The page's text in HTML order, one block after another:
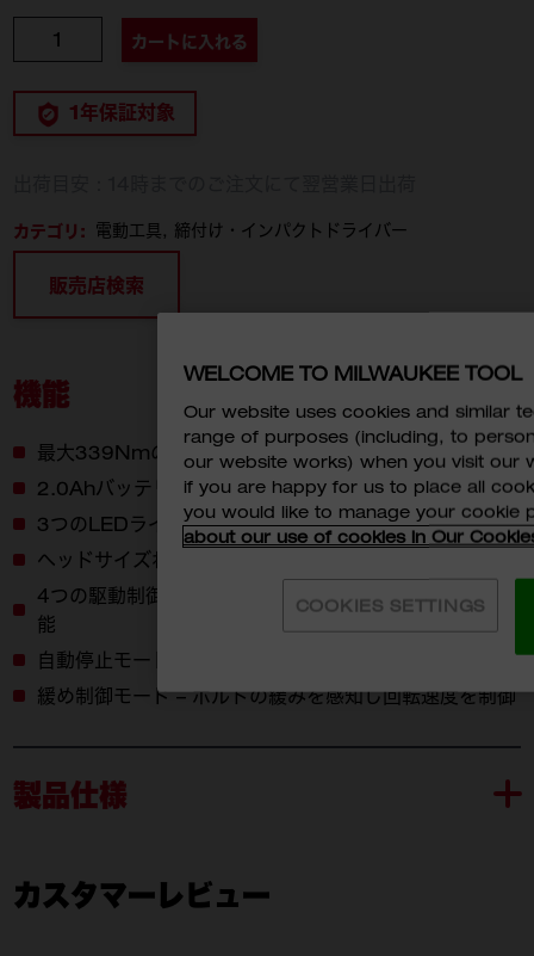
カートに入れる
1年保証対象
カテゴリ: 電動工具 締付け・インパクトドライバー
販売店検索
機能
最大339Nmの緩め・締付けトルク
2.0Ahバッテリー装着時の質量1.5kg
3つのLEDライトによる明るい照明
ヘッドサイズわずか127mmのコンパクトデザイン
4つの駆動制御モード - 4速設定により精密な作業が可
能
自動停止モード – 締め過ぎを防止
緩め制御モード – ボルトの緩みを感知し回転速度を制御
製品仕様
付属品
カスタマーレビュー
WELCOME TO MILWAUKEE TOOL
Our website uses cookies and similar
range of purposes (including, to
our website works) when you visit our
if you are happy for us to place all
you would like to manage your cookie
about our use of cookies in Our
COOKIES SETTINGS